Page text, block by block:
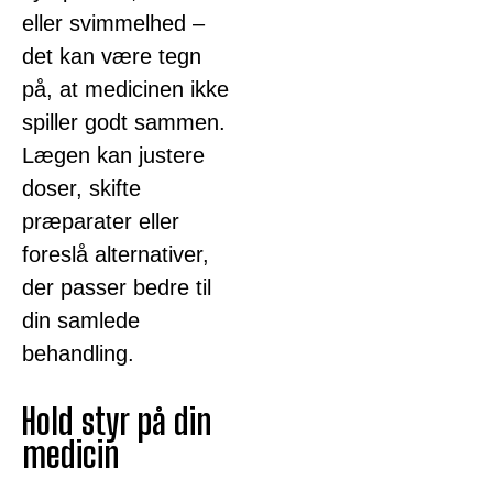
eller svimmelhed –
det kan være tegn
på, at medicinen ikke
spiller godt sammen.
Lægen kan justere
doser, skifte
præparater eller
foreslå alternativer,
der passer bedre til
din samlede
behandling.
Hold styr på din
medicin